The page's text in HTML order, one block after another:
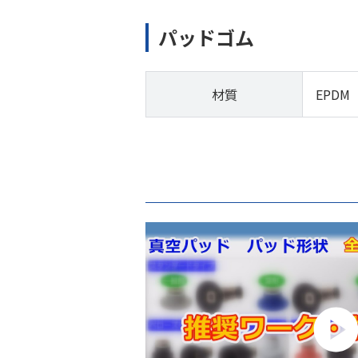
パッドゴム
材質 EPDM